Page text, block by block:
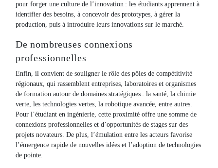
pour forger une culture de l’innovation : les étudiants apprennent à
identifier des besoins, à concevoir des prototypes, à gérer la
production, puis à introduire leurs innovations sur le marché.
De nombreuses connexions
professionnelles
Enfin, il convient de souligner le rôle des pôles de compétitivité
régionaux, qui rassemblent entreprises, laboratoires et organismes
de formation autour de domaines stratégiques : la santé, la chimie
verte, les technologies vertes, la robotique avancée, entre autres.
Pour l’étudiant en ingénierie, cette proximité offre une somme de
connexions professionnelles et d’opportunités de stages sur des
projets novateurs. De plus, l’émulation entre les acteurs favorise
l’émergence rapide de nouvelles idées et l’adoption de technologies
de pointe.